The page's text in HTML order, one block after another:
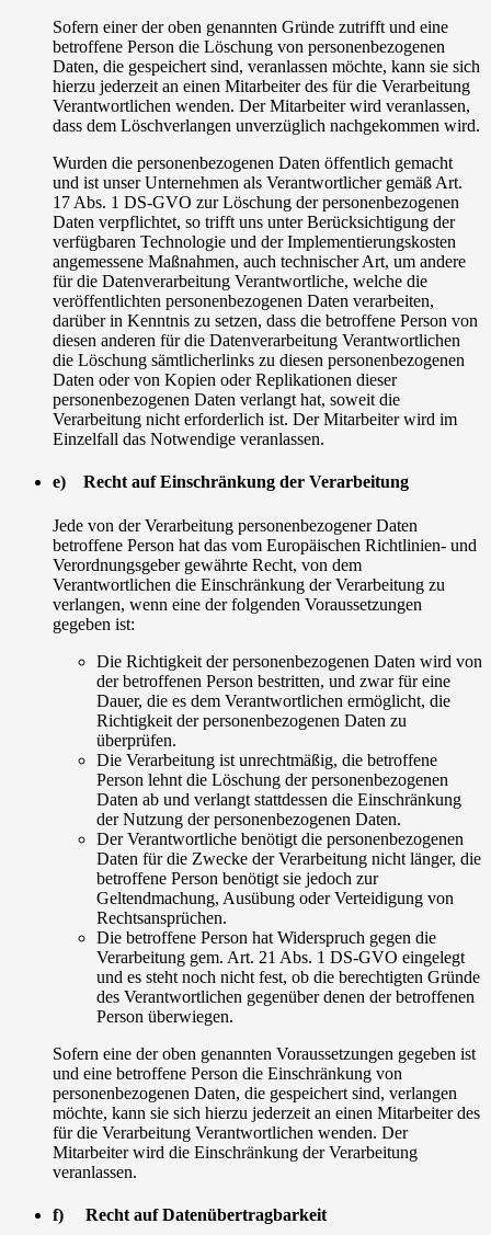
Sofern einer der oben genannten Gründe zutrifft und eine
betroffene Person die Löschung von personenbezogenen
Daten, die gespeichert sind, veranlassen möchte, kann sie sich
hierzu jederzeit an einen Mitarbeiter des für die Verarbeitung
Verantwortlichen wenden. Der Mitarbeiter wird veranlassen,
dass dem Löschverlangen unverzüglich nachgekommen wird.
Wurden die personenbezogenen Daten öffentlich gemacht
und ist unser Unternehmen als Verantwortlicher gemäß Art.
17 Abs. 1 DS-GVO zur Löschung der personenbezogenen
Daten verpflichtet, so trifft uns unter Berücksichtigung der
verfügbaren Technologie und der Implementierungskosten
angemessene Maßnahmen, auch technischer Art, um andere
für die Datenverarbeitung Verantwortliche, welche die
veröffentlichten personenbezogenen Daten verarbeiten,
darüber in Kenntnis zu setzen, dass die betroffene Person von
diesen anderen für die Datenverarbeitung Verantwortlichen
die Löschung sämtlicherlinks zu diesen personenbezogenen
Daten oder von Kopien oder Replikationen dieser
personenbezogenen Daten verlangt hat, soweit die
Verarbeitung nicht erforderlich ist. Der Mitarbeiter wird im
Einzelfall das Notwendige veranlassen.
e) Recht auf Einschränkung der Verarbeitung
Jede von der Verarbeitung personenbezogener Daten
betroffene Person hat das vom Europäischen Richtlinien- und
Verordnungsgeber gewährte Recht, von dem
Verantwortlichen die Einschränkung der Verarbeitung zu
verlangen, wenn eine der folgenden Voraussetzungen
gegeben ist:
Die Richtigkeit der personenbezogenen Daten wird von
der betroffenen Person bestritten, und zwar für eine
Dauer, die es dem Verantwortlichen ermöglicht, die
Richtigkeit der personenbezogenen Daten zu
überprüfen.
Die Verarbeitung ist unrechtmäßig, die betroffene
Person lehnt die Löschung der personenbezogenen
Daten ab und verlangt stattdessen die Einschränkung
der Nutzung der personenbezogenen Daten.
Der Verantwortliche benötigt die personenbezogenen
Daten für die Zwecke der Verarbeitung nicht länger, die
betroffene Person benötigt sie jedoch zur
Geltendmachung, Ausübung oder Verteidigung von
Rechtsansprüchen.
Die betroffene Person hat Widerspruch gegen die
Verarbeitung gem. Art. 21 Abs. 1 DS-GVO eingelegt
und es steht noch nicht fest, ob die berechtigten Gründe
des Verantwortlichen gegenüber denen der betroffenen
Person überwiegen.
Sofern eine der oben genannten Voraussetzungen gegeben ist
und eine betroffene Person die Einschränkung von
personenbezogenen Daten, die gespeichert sind, verlangen
möchte, kann sie sich hierzu jederzeit an einen Mitarbeiter des
für die Verarbeitung Verantwortlichen wenden. Der
Mitarbeiter wird die Einschränkung der Verarbeitung
veranlassen.
f) Recht auf Datenübertragbarkeit